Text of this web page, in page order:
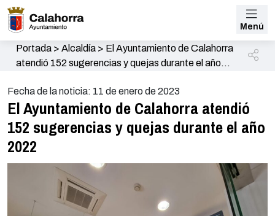
Menú
Portada> Alcaldía> El Ayuntamiento de Calahorra
atendió 152 sugerencias y quejas durante el año
Fecha de la noticia: 11 de enero de 2023
El Ayuntamiento de Calahorra atendió
152 sugerencias y quejas durante el año
2022